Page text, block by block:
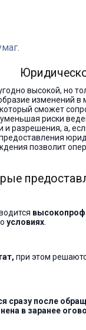
.
высокой, но
изменений
сможет
риски
разрешения, а,
позволит
условиях.
при этом
сразу после
в заранее